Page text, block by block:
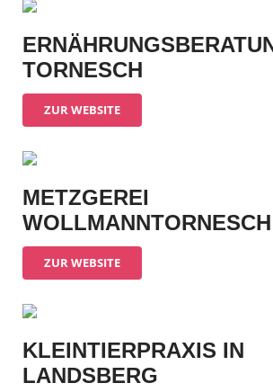
TORNESCH
ZUR WEBSITE
METZGEREI
WOLLMANNTORNESCH
ZUR WEBSITE
KLEINTIERPRAXIS IN
LANDSBERG